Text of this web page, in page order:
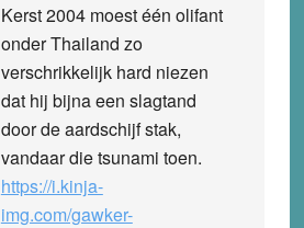
Kerst 2004 moest één olifant
onder Thailand zo
verschrikkelijk hard niezen
dat hij bijna een slagtand
door de aardschijf stak,
vandaar die tsunami toen.
https://i.kinja-
img.com/gawker-